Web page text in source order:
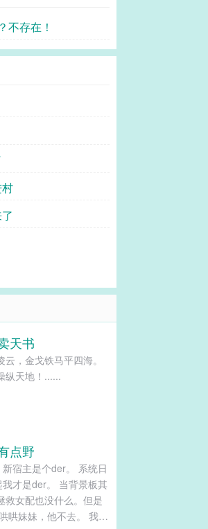
不存在！
天书
，金戈铁马平四海。
纵天地！......
点野
宿主是个der。 系统日
才是der。 当背景板其
救女配也没什么。但是
妹妹，他不去。 我让